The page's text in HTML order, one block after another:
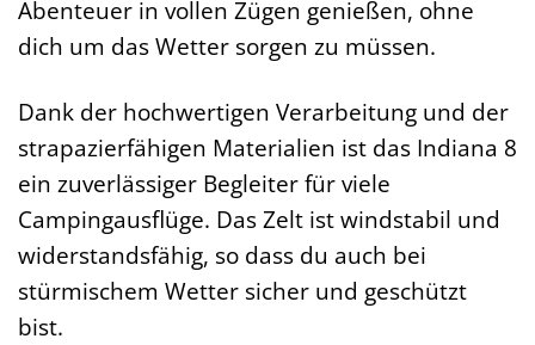
Abenteuer in vollen Zügen genießen, ohne
dich um das Wetter sorgen zu müssen.
Dank der hochwertigen Verarbeitung und der
strapazierfähigen Materialien ist das Indiana 8
ein zuverlässiger Begleiter für viele
Campingausflüge. Das Zelt ist windstabil und
widerstandsfähig, so dass du auch bei
stürmischem Wetter sicher und geschützt
bist.